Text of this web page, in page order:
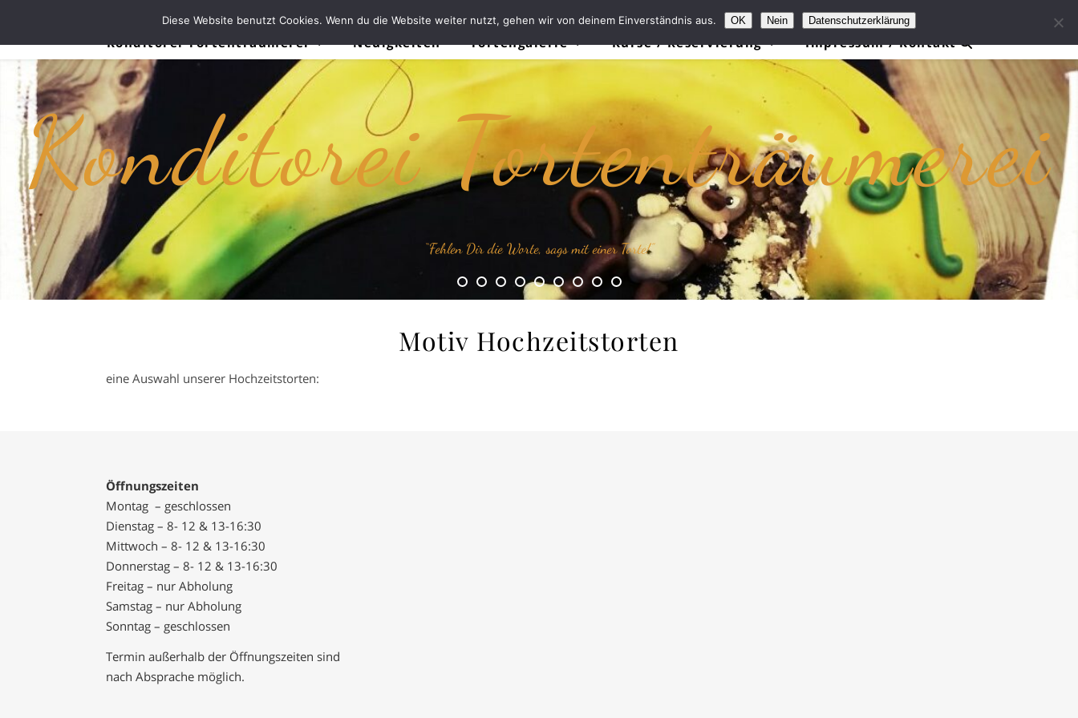
Konditorei Tortenträumerei Neuigkeiten Tortengalerie Kurse / Reservierung Impressum / Kontakt
Konditorei Tortenträumerei
“Fehlen Dir die Worte, sags mit einer Torte!”
Motiv Hochzeitstorten
eine Auswahl unserer Hochzeitstorten:
Öffnungszeiten
Montag – geschlossen
Dienstag – 8- 12 & 13-16:30
Mittwoch – 8- 12 & 13-16:30
Donnerstag – 8- 12 & 13-16:30
Freitag – nur Abholung
Samstag – nur Abholung
Sonntag – geschlossen
Termin außerhalb der Öffnungszeiten sind
nach Absprache möglich.
Diese Website benutzt Cookies. Wenn du die Website weiter nutzt, gehen wir von deinem Einverständnis aus. OK Nein Datenschutzerklärung